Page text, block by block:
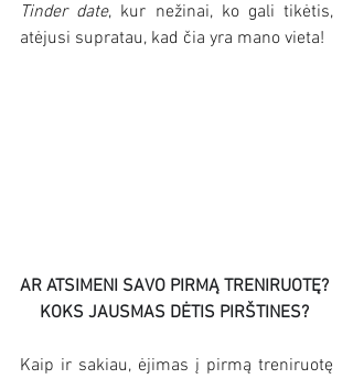
Tinder date, kur nežinai, ko gali tikėtis,
atėjusi supratau, kad čia yra mano vieta!
AR ATSIMENI SAVO PIRMĄ TRENIRUOTĘ?
KOKS JAUSMAS DĖTIS PIRŠTINES?
Kaip ir sakiau, ėjimas į pirmą treniruotę